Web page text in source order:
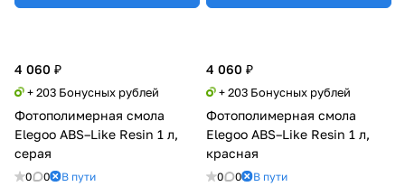
4 060 ₽
+ 203 Бонусных рублей
Фотополимерная смола
Elegoo ABS–Like Resin 1 л,
серая
0 0 В пути
4 060 ₽
+ 203 Бонусных рублей
Фотополимерная смола
Elegoo ABS–Like Resin 1 л,
красная
0 0 В пути